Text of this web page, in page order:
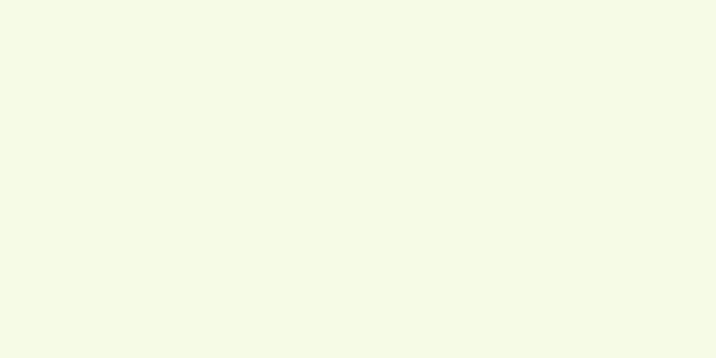
voor een rugbrace met baleinen, verstevigingen of aanvullende compressiebanden.
ondersteunen de onderrug terwijl natuurlijke bewegingen grotendeels behouden blijven. Hierdoor ontstaat een
belangrijk is, maar een compressiebrace alleen onvoldoende ondersteuning biedt.
Hierbij kan de versteviging hoger of lager worden geplaatst, zodat de ondersteuning beter kan
dan bij rugbraces waarbij de versteviging zich op een vaste positie bevindt.
bewegingen van de onderrug meer te beperken. Deze braces worden vaak gebruikt wanneer het wenselijk is
klachten uitlokken of wanneer meer bewegingscontrole gewenst is.